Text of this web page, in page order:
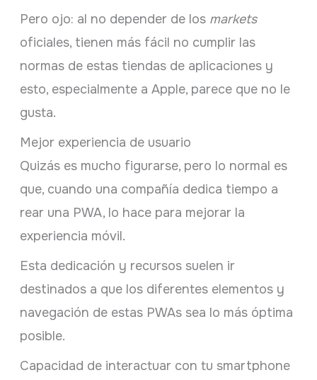
Pero ojo: al no depender de los markets
oficiales, tienen más fácil no cumplir las
normas de estas tiendas de aplicaciones y
esto, especialmente a Apple, parece que no le
gusta.
Mejor experiencia de usuario
Quizás es mucho figurarse, pero lo normal es
que, cuando una compañía dedica tiempo a
rear una PWA, lo hace para mejorar la
experiencia móvil.
Esta dedicación y recursos suelen ir
destinados a que los diferentes elementos y
navegación de estas PWAs sea lo más óptima
posible.
Capacidad de interactuar con tu smartphone